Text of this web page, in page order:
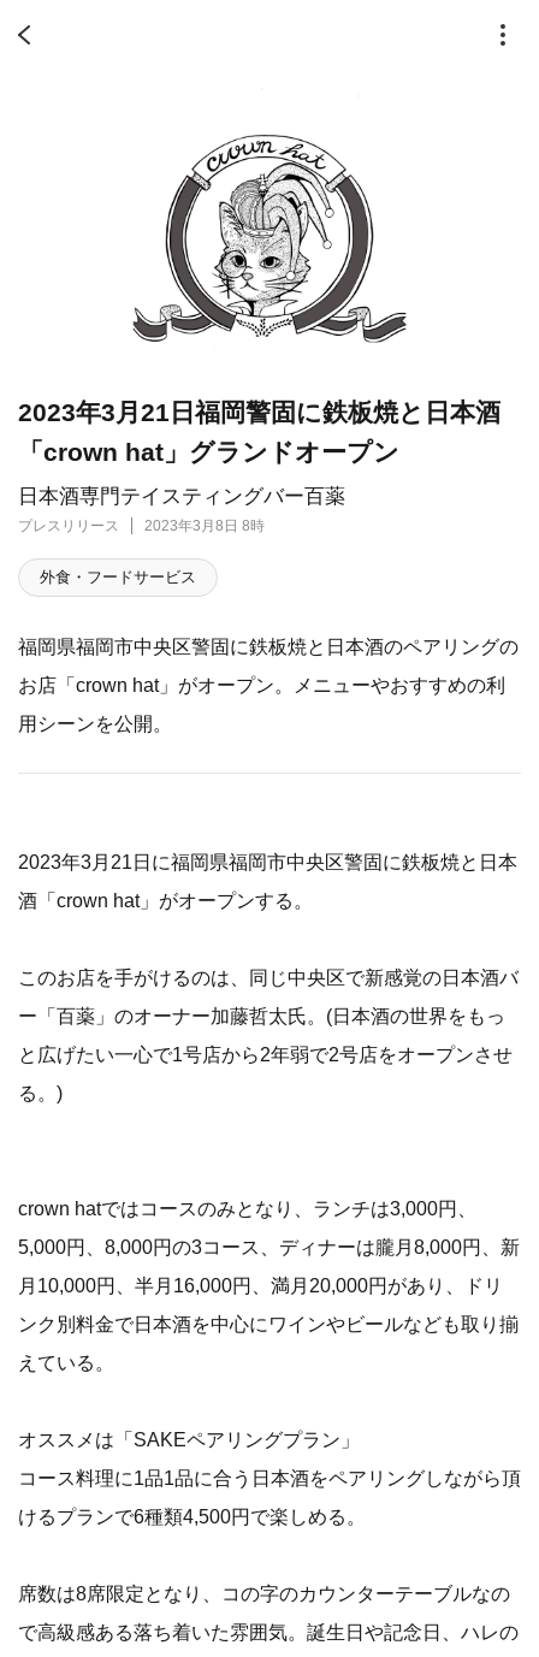
日本酒専門テイスティングバー百薬
プレスリリース 2023年3月8日 8時
2023年3月21日福岡警固に鉄板焼と日本酒
「crown hat」グランドオープン
外食・フードサービス
福岡県福岡市中央区警固に鉄板焼と日本酒のペアリングの
お店「crown hat」がオープン。メニューやおすすめの利
用シーンを公開。
2023年3月21日に福岡県福岡市中央区警固に鉄板焼と日本
酒「crown hat」がオープンする。
このお店を手がけるのは、同じ中央区で新感覚の日本酒バ
ー「百薬」のオーナー加藤哲太氏。(日本酒の世界をもっ
と広げたい一心で1号店から2年弱で2号店をオープンさせ
る。)
crown hatではコースのみとなり、ランチは3,000円、
5,000円、8,000円の3コース、ディナーは朧月8,000円、新
月10,000円、半月16,000円、満月20,000円があり、ドリ
ンク別料金で日本酒を中心にワインやビールなども取り揃
えている。
オススメは「SAKEペアリングプラン」
コース料理に1品1品に合う日本酒をペアリングしながら頂
けるプランで6種類4,500円で楽しめる。
席数は8席限定となり、コの字のカウンターテーブルなの
で高級感ある落ち着いた雰囲気。誕生日や記念日、ハレの